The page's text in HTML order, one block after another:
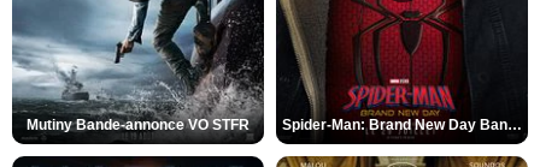
Mutiny Bande-annonce VO STFR Spider-Man: Brand New Day Bande-annonce VO STFR